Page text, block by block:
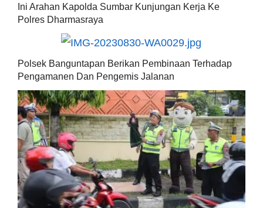
Ini Arahan Kapolda Sumbar Kunjungan Kerja Ke
Polres Dharmasraya
Polsek Banguntapan Berikan Pembinaan Terhadap
Pengamanen Dan Pengemis Jalanan